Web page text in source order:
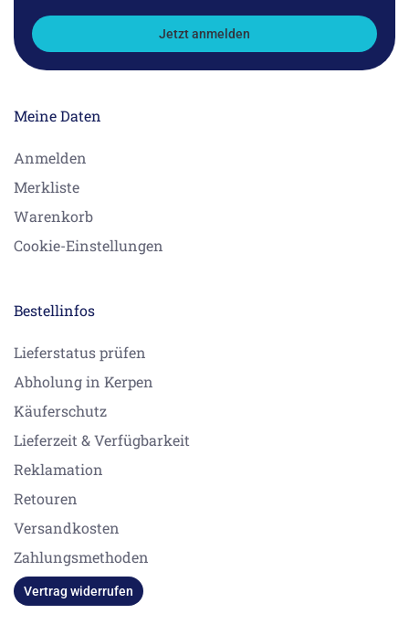
Jetzt anmelden
Meine Daten
Anmelden
Merkliste
Warenkorb
Cookie-Einstellungen
Bestellinfos
Lieferstatus prüfen
Abholung in Kerpen
Käuferschutz
Lieferzeit & Verfügbarkeit
Reklamation
Retouren
Versandkosten
Zahlungsmethoden
Vertrag widerrufen